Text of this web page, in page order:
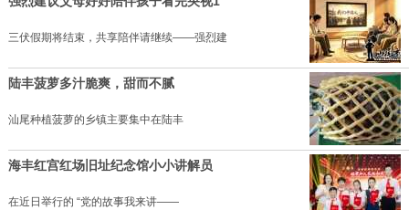
三伏假期将结束，共享陪伴请继续——强烈建
陆丰菠萝多汁脆爽，甜而不腻
汕尾种植菠萝的乡镇主要集中在陆丰
海丰红宫红场旧址纪念馆小小讲解员
在近日举行的 “党的故事我来讲——